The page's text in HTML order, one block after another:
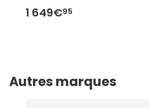
1 649€95
Autres marques